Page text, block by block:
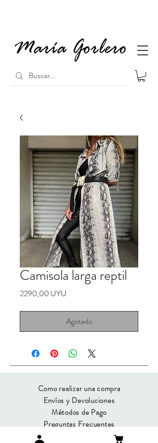
Camisola larga reptil
2290,00 UYU
Agotado
Como realizar una compra
Envíos y Devoluciones
Métodos de Pago
Preguntas Frecuentes